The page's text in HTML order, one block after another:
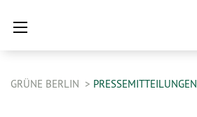
GRÜNE BERLIN PRESSEMITTEILUNGEN